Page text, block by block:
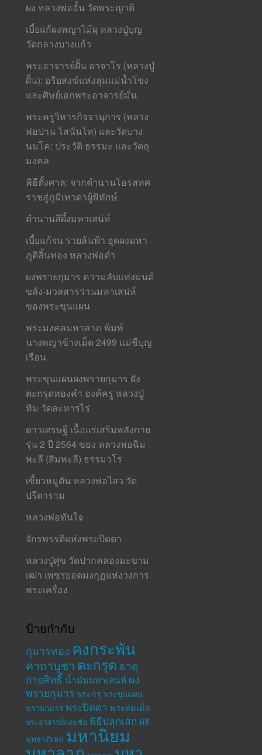
ผง หลวงพ่ออั้น วัดพระญาติ
เบี้ยแก้ผงพญาไม้ผุ หลวงปู่บุญ
วัดกลางบางแก้ว
พระอาจารย์ฝั้น อาจาโร (หลวงปู่
ฝั้น): อริยสงฆ์แห่งลุ่มแม่น้ำโขง
และศิษย์เอกพระอาจารย์มั่น
พระครูวิหารกิจจานุการ (หลวง
พ่อปาน โสนันโท) และวัดบาง
นมโค: ประวัติ ธรรมะ และวัตถุ
มงคล
พิธีตั้งศาล: จากตำนานโอรสทศ
ราชสู่ภูมิเทวดาผู้พิทักษ์
ตำนานสีผึ้งมหาเสน่ห์
เบี้ยแก้จน รวยล้นฟ้า อุดผงมหา
ภูติลิ้นทอง หลวงพ่อดำ
ผงพรายกุมาร ความลับแห่งมนต์
ขลัง-มวลสารว่านมหาเสน่ห์
ของพระขุนแผน
พระมงคลมหาลาภ พิมพ์
นางพญาข้างเม็ด 2499 แม่ชีบุญ
เรือน
พระขุนแผนผงพรายกุมาร ฝัง
ตะกรุดทองคำ องค์ครู หลวงปู่
ทิม วัดละหารไร่
ดาวเศรษฐี เนื้อแร่เสริมพลังกาย
รุ่น 2 ปี 2564 ของ หลวงพ่อฉิม
พะลี (สิมพะลี) ธรรมวโร
เขี้ยวหมูตัน หลวงพ่อไสว วัด
ปรีดาราม
หลวงพ่อทันใจ
จักรพรรดิแห่งพระปิดตา
หลวงปู่ศุข วัดปากคลองมะขาม
เฒ่า เพชรยอดมงกุฎแห่งวงการ
พระเครื่อง
ป้ายกำกับ
กุมารทอง คงกระพัน
คาถาบูชา ตะกรุด ธาตุ
กายสิทธิ์ น้ำมันมหาเสน่ห์ ผง
พรายกุมาร พระกรุ พระขุนแผน
พรายกุมาร พระปิดตา พระสมเด็จ
พระอาจารย์กอบชัย พิธีปลุกเสก พิธี
พุทธาภิเษก มหานิยม